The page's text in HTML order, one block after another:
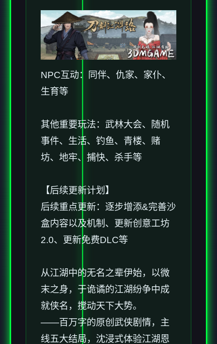
NPC互动：同伴、仇家、家仆、
生育等
其他重要玩法：武林大会、随机
事件、生活、钓鱼、青楼、赌
坊、地牢、捕快、杀手等
【后续更新计划】
后续重点更新：逐步增添&完善沙
盒内容以及机制、更新创意工坊
2.0、更新免费DLC等
从江湖中的无名之辈伊始，以微
末之身，于诡谲的江湖纷争中成
就侠名，搅动天下大势。
——百万字的原创武侠剧情，主
线五大结局，沈浸式体验江湖恩